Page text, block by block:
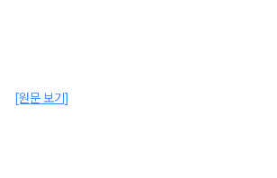
[원문 보기]